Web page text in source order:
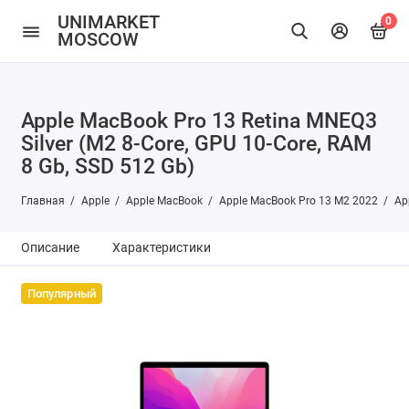
UNIMARKET
MOSCOW
0
Apple MacBook Pro 13 Retina MNEQ3
Silver (M2 8-Core, GPU 10-Core, RAM
8 Gb, SSD 512 Gb)
Главная Apple Apple MacBook Apple MacBook Pro 13 M2 2022
Описание Характеристики
Популярный